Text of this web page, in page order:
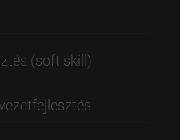
(soft skill)